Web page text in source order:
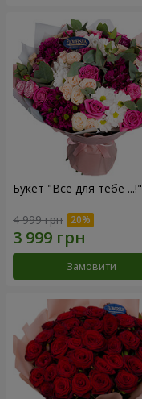
Букет "Все для тебе ...!"
4 999 грн
Замовити